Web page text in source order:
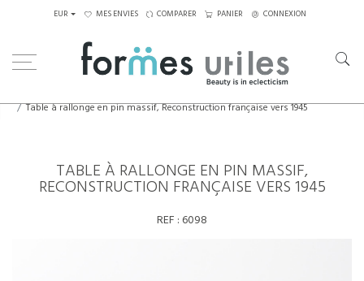
EUR MES ENVIES COMPARER PANIER CONNEXION
Table à rallonge en pin massif, Reconstruction française vers 1945
TABLE À RALLONGE EN PIN MASSIF,
RECONSTRUCTION FRANÇAISE VERS 1945
REF : 6098